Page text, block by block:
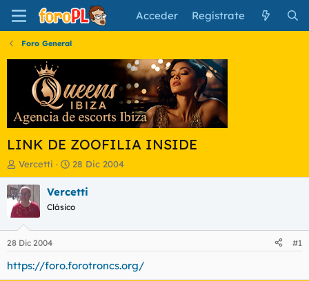
Acceder Regístrate
Foro General
LINK DE ZOOFILIA INSIDE
I
n
i
c
i
a
d
o
r
d
Vercetti
F
e
c
a
i
n
28 Dic 2004
Vercetti
Clásico
28 Dic 2004 #1
https://foro.forotroncs.org/